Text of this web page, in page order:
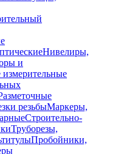
Нивелиры,
и
резьбыМаркеры,
Строительно-
Труборезы,
Пробойники,